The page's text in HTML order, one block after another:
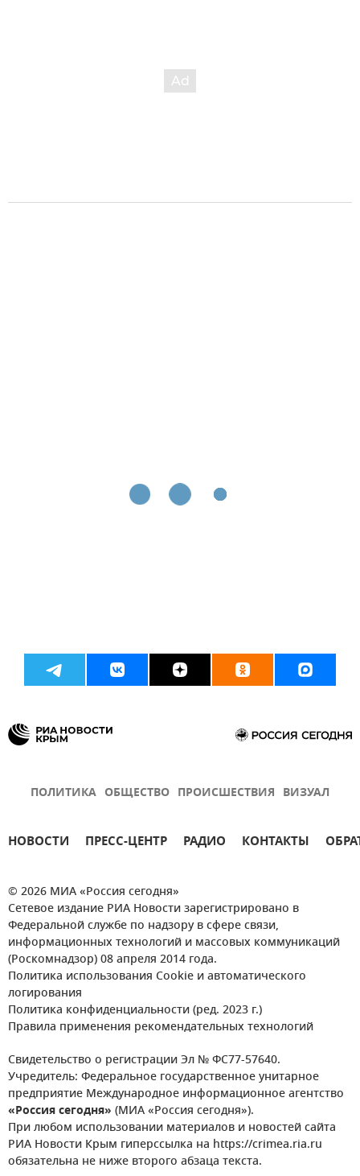
ПОЛИТИКА ОБЩЕСТВО ПРОИСШЕСТВИЯ ВИЗУАЛ
НОВОСТИ ПРЕСС-ЦЕНТР РАДИО КОНТАКТЫ
© 2026 МИА «Россия сегодня»
Сетевое издание РИА Новости зарегистрировано в
Федеральной службе по надзору в сфере связи,
информационных технологий и массовых коммуникаций
(Роскомнадзор) 08 апреля 2014 года.
Политика использования Cookie и автоматического
логирования
Политика конфиденциальности (ред. 2023 г.)
Правила применения рекомендательных технологий
Свидетельство о регистрации Эл № ФС77-57640.
Учредитель: Федеральное государственное унитарное
предприятие Международное информационное агентство
«Россия сегодня» (МИА «Россия сегодня»).
При любом использовании материалов и новостей сайта
РИА Новости Крым гиперссылка на https://crimea.ria.ru
обязательна не ниже второго абзаца текста.